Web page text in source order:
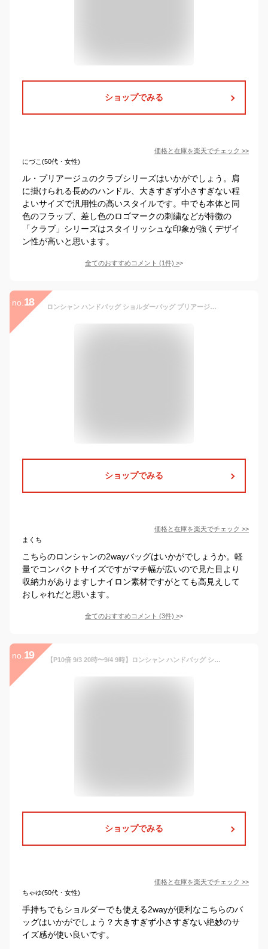
ショップでみる
価格と在庫を楽天でチェック >>
にづこ(50代・女性)
ル・プリアージュのクラブシリーズはいかがでしょう。肩
に掛けられる長めのハンドル、大きすぎず小さすぎない程
よいサイズで汎用性の高いスタイルです。中でも本体と同
色のフラップ、差し色のロゴマークの刺繍などが特徴の
「クラブ」シリーズはスタイリッシュな印象が強くデザイ
ン性が高いと思います。
全てのおすすめコメント (1件) >
no. 18 ロンシャン ハンドバッグ ショルダーバッグ プリアージュ エナジー XSサイズ 2WAY レディース LONGCHAMP 1500 HSR【返品OK】
ショップでみる
価格と在庫を楽天でチェック >>
まくち
こちらのロンシャンの2wayバッグはいかがでしょうか。軽
量でコンパクトサイズですがマチ幅が広いので見た目より
収納力がありますしナイロン素材ですがとても高見えして
おしゃれだと思います。
全てのおすすめコメント (3件) >
no. 19 【P10倍 9/3 20時〜9/4 9時】ロンシャン ハンドバッグ ショルダーバッグ プリアージュ エナジー Sサイズ 2WAY ベージュ レディース LONGCHAMP 1512 HSR 538 2022SS【返品OK】
ショップでみる
価格と在庫を楽天でチェック >>
ちゃゆ(50代・女性)
手持ちでもショルダーでも使える2wayが便利なこちらのバ
ッグはいかがでしょう？大きすぎず小さすぎない絶妙のサ
イズ感が使い良いです。